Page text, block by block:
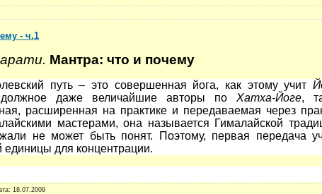
- ч.1
Мантра: что и почему
путь – это совершенная йога, как этому учит
должное даже величайшие авторы по Хатха-Йоге,
расширенная на практике и передаваемая через
мастерами, она называется Гималайской
не может быть понят. Поэтому, первая передача
единицы для концентрации.
18.07.2009